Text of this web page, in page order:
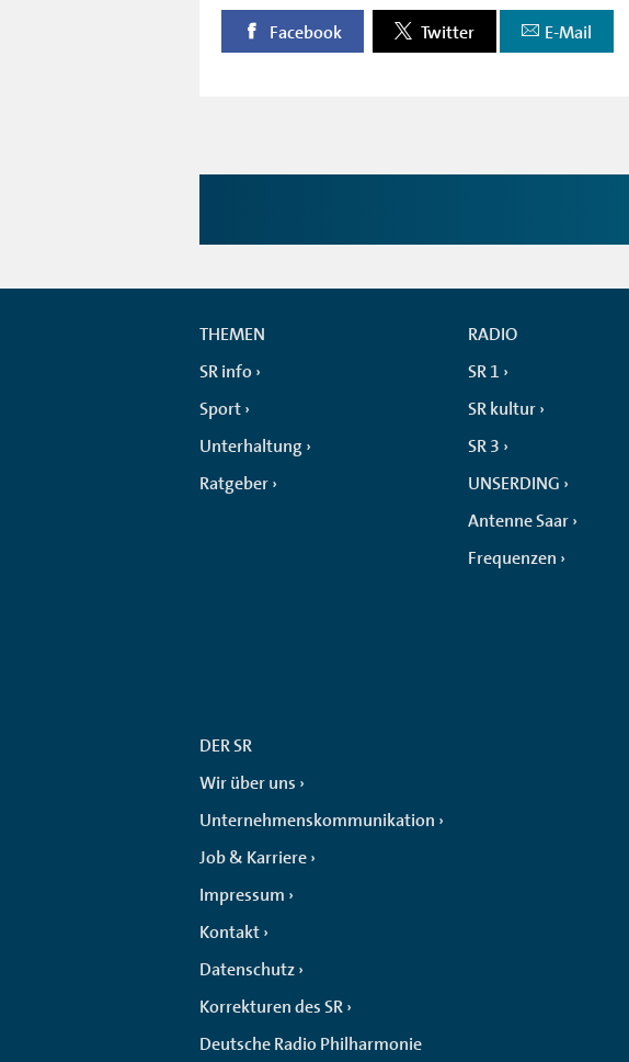
Facebook Twitter E-Mail
THEMEN
SR info
Sport
Unterhaltung
Ratgeber
RADIO
SR 1
SR kultur
SR 3
UNSERDING
Antenne Saar
Frequenzen
DER SR
Wir über uns
Unternehmenskommunikation
Job & Karriere
Impressum
Kontakt
Datenschutz
Korrekturen des SR
Deutsche Radio Philharmonie